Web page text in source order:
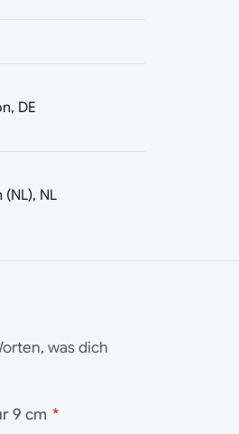
DE
NL
was dich
9 cm *